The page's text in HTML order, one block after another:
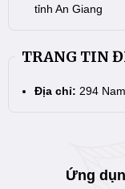
tỉnh An Giang
TRANG TIN
Địa chỉ: 294
Ứng